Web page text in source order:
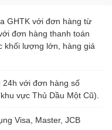
GHTK với đơn hàng từ
đơn hàng thanh toán
khối lượng lớn, hàng giá
với đơn hàng số
vực Thủ Dầu Một Cũ).
Visa, Master, JCB